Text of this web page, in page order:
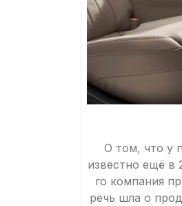
О том, что у
известно ещё в
го компания
речь шла о